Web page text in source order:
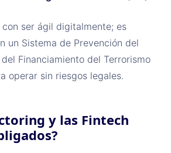
ser ágil digitalmente; es
un Sistema de Prevención del
Financiamiento del Terrorismo
operar sin riesgos legales.
y las Fintech